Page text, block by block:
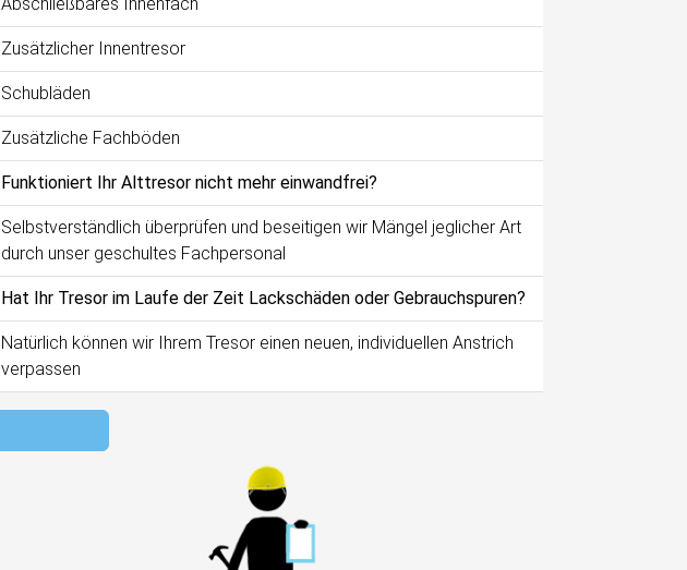
Zusätzlicher Innentresor
Schubläden
Zusätzliche Fachböden
Funktioniert Ihr Alttresor nicht mehr einwandfrei?
Selbstverständlich überprüfen und beseitigen wir Mängel jeglicher Art
durch unser geschultes Fachpersonal
Hat Ihr Tresor im Laufe der Zeit Lackschäden oder Gebrauchspuren?
Natürlich können wir Ihrem Tresor einen neuen, individuellen Anstrich
verpassen